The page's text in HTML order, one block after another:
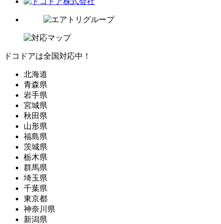
ドコドアは全国対応中！
北海道
青森県
岩手県
宮城県
秋田県
山形県
福島県
茨城県
栃木県
群馬県
埼玉県
千葉県
東京都
神奈川県
新潟県